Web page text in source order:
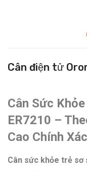
Cân điện tử
Cân Sức
ER7210 –
Cao Chính
Cân sức khỏe trẻ sơ